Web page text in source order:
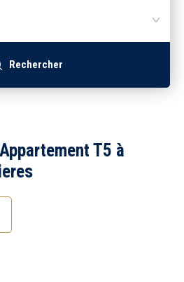
Rechercher
T5 à